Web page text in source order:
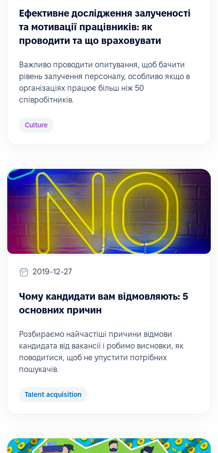
Ефективне дослідження залученості
та мотивації працівників: як
проводити та що враховувати
Важливо проводити опитування, щоб бачити
рівень залучення персоналу, особливо якщо в
організаціях працює більш ніж 50
співробітників.
Culture
2019-12-27
Чому кандидати вам відмовляють: 5
основних причин
Розбираємо найчастіші причини відмови
кандидата від вакансії і робимо висновки, як
поводитися, щоб не упустити потрібних
пошукачів.
Talent acquisition